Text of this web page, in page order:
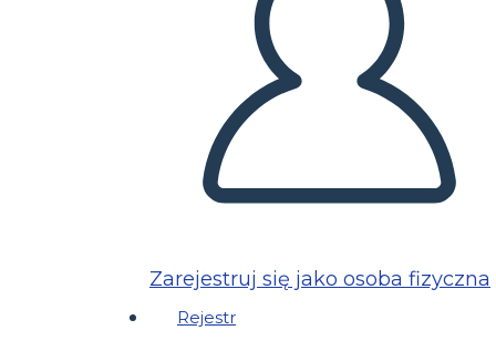
Zarejestruj się jako osoba fizyczna
Rejestr